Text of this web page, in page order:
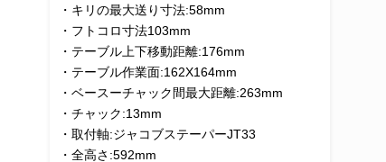
・キリの最大送り寸法:58mm
・フトコロ寸法103mm
・テーブル上下移動距離:176mm
・テーブル作業面:162X164mm
・ベースーチャック間最大距離:263mm
・チャック:13mm
・取付軸:ジャコブステーパーJT33
・全高さ:592mm